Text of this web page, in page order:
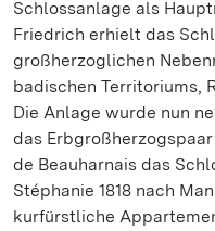
Schlossanlage als
Friedrich erhielt das
großherzoglichen
badischen Territoriums,
Die Anlage wurde nun
das
de Beauharnais das
Stéphanie 1818 nach
kurfürstliche